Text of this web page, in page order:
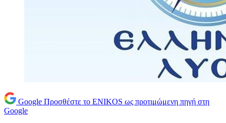
Google Προσθέστε το ENIKOS ως προτιμώμενη πηγή στη
Google